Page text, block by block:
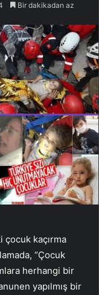
Bir dakikadan az
çocuk kaçırma
“Çocuk
herhangi bir
yapılmış bir